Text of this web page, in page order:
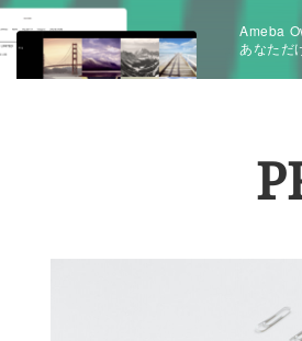
Ameba
あなただ